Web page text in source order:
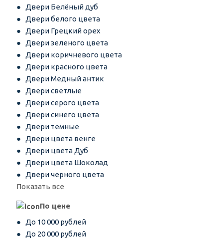
Двери Белёный дуб
Двери белого цвета
Двери Грецкий орех
Двери зеленого цвета
Двери коричневого цвета
Двери красного цвета
Двери Медный антик
Двери светлые
Двери серого цвета
Двери синего цвета
Двери темные
Двери цвета венге
Двери цвета Дуб
Двери цвета Шоколад
Двери черного цвета
Показать все
По цене
До 10 000 рублей
До 20 000 рублей